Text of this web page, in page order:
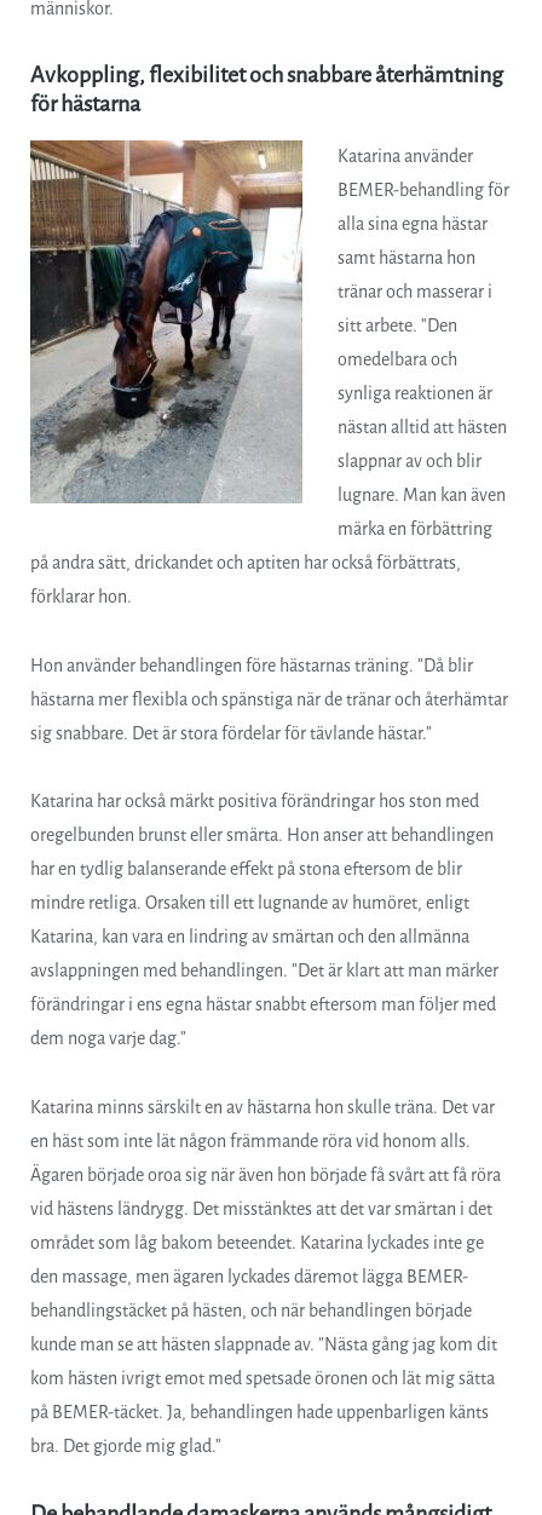
människor.
Avkoppling, flexibilitet och snabbare återhämtning
för hästarna
Katarina använder
BEMER-behandling för
alla sina egna hästar
samt hästarna hon
tränar och masserar i
sitt arbete. ”Den
omedelbara och
synliga reaktionen är
nästan alltid att hästen
slappnar av och blir
lugnare. Man kan även
märka en förbättring
på andra sätt, drickandet och aptiten har också förbättrats,
förklarar hon.
Hon använder behandlingen före hästarnas träning. ”Då blir
hästarna mer flexibla och spänstiga när de tränar och återhämtar
sig snabbare. Det är stora fördelar för tävlande hästar.”
Katarina har också märkt positiva förändringar hos ston med
oregelbunden brunst eller smärta. Hon anser att behandlingen
har en tydlig balanserande effekt på stona eftersom de blir
mindre retliga. Orsaken till ett lugnande av humöret, enligt
Katarina, kan vara en lindring av smärtan och den allmänna
avslappningen med behandlingen. ”Det är klart att man märker
förändringar i ens egna hästar snabbt eftersom man följer med
dem noga varje dag.”
Katarina minns särskilt en av hästarna hon skulle träna. Det var
en häst som inte lät någon främmande röra vid honom alls.
Ägaren började oroa sig när även hon började få svårt att få röra
vid hästens ländrygg. Det misstänktes att det var smärtan i det
området som låg bakom beteendet. Katarina lyckades inte ge
den massage, men ägaren lyckades däremot lägga BEMER-
behandlingstäcket på hästen, och när behandlingen började
kunde man se att hästen slappnade av. ”Nästa gång jag kom dit
kom hästen ivrigt emot med spetsade öronen och lät mig sätta
på BEMER-täcket. Ja, behandlingen hade uppenbarligen känts
bra. Det gjorde mig glad.”